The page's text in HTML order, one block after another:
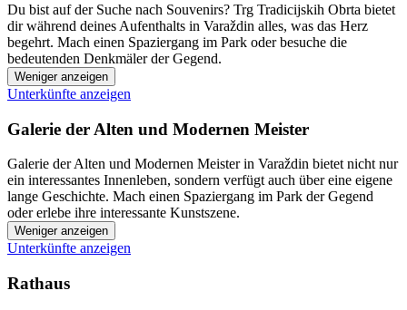
Du bist auf der Suche nach Souvenirs? Trg Tradicijskih Obrta bietet
dir während deines Aufenthalts in Varaždin alles, was das Herz
begehrt. Mach einen Spaziergang im Park oder besuche die
bedeutenden Denkmäler der Gegend.
Weniger anzeigen
Unterkünfte anzeigen
Galerie der Alten und Modernen Meister
Galerie der Alten und Modernen Meister in Varaždin bietet nicht nur
ein interessantes Innenleben, sondern verfügt auch über eine eigene
lange Geschichte. Mach einen Spaziergang im Park der Gegend
oder erlebe ihre interessante Kunstszene.
Weniger anzeigen
Unterkünfte anzeigen
Rathaus